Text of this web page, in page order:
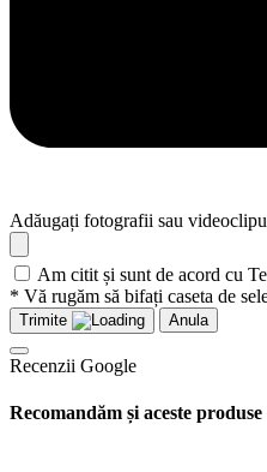
Adăugați fotografii sau
Am citit și sunt de acord cu
* Vă rugăm să bifați caseta de
Trimite Anula
Recenzii Google
Recomandăm și aceste produse